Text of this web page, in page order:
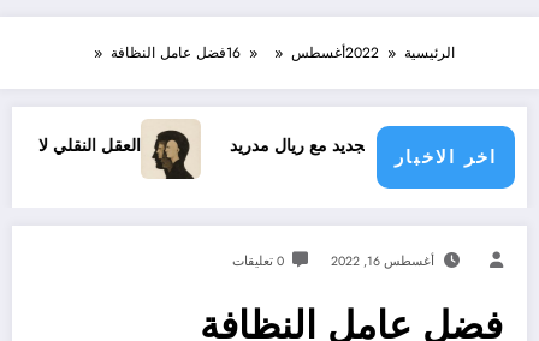
الرئيسية 2022أغسطس 16فضل عامل النظافة
اخر الاخبار
الجديد مع ريال مدريد العقل النقلي لا يبدع حتى في
أغسطس 16, 2022 0 تعليقات
فضل عامل النظافة